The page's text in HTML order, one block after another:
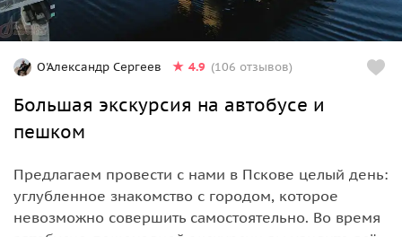
О'Александр Сергеев 4.9 (106 отзывов)
Большая экскурсия на автобусе и
пешком
Предлагаем провести с нами в Пскове целый день:
углубленное знакомство с городом, которое
невозможно совершить самостоятельно. Во время